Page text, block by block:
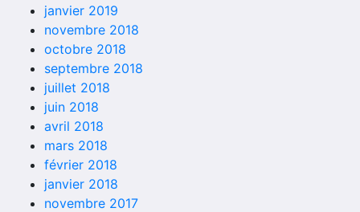
janvier 2019
novembre 2018
octobre 2018
septembre 2018
juillet 2018
juin 2018
avril 2018
mars 2018
février 2018
janvier 2018
novembre 2017